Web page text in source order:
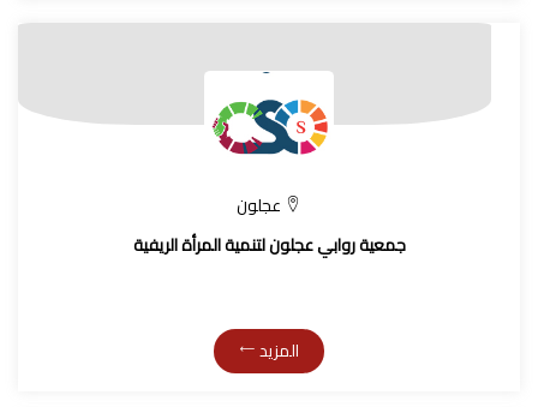
عجلون
جمعية روابي عجلون لتنمية المرأة الريفية
المزيد